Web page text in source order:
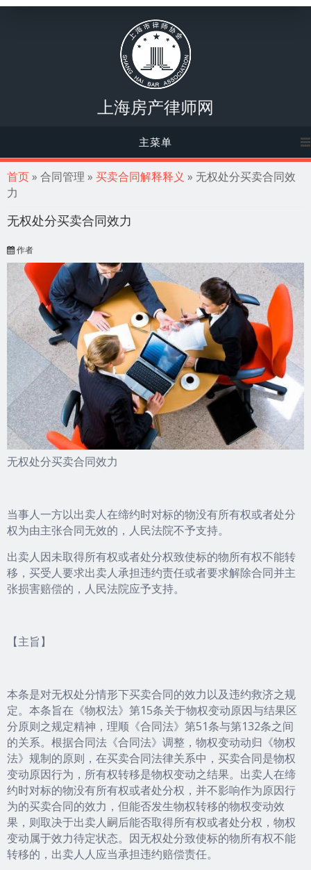
上海房产律师网
主菜单
你在这里
首页» 合同管理 » 买卖合同解释释义 » 无权处分买卖合同效
力
无权处分买卖合同效力
作者
无权处分买卖合同效力
当事人一方以出卖人在缔约时对标的物没有所有权或者处分
权为由主张合同无效的，人民法院不予支持。
出卖人因未取得所有权或者处分权致使标的物所有权不能转
移，买受人要求出卖人承担违约责任或者要求解除合同并主
张损害赔偿的，人民法院应予支持。
【主旨】
本条是对无权处分情形下买卖合同的效力以及违约救济之规
定。本条旨在《物权法》第15条关于物权变动原因与结果区
分原则之规定精神，理顺《合同法》第51条与第132条之间
的关系。根据合同法《合同法》调整，物权变动动归《物权
法》规制的原则，在买卖合同法律关系中，买卖合同是物权
变动原因行为，所有权转移是物权变动之结果。出卖人在缔
约时对标的物没有所有权或者处分权，并不影响作为原因行
为的买卖合同的效力，但能否发生物权转移的物权变动效
果，则取决于出卖人嗣后能否取得所有权或者处分权，物权
变动属于效力待定状态。因无权处分致使标的物所有权不能
转移的，出卖人人应当承担违约赔偿责任。